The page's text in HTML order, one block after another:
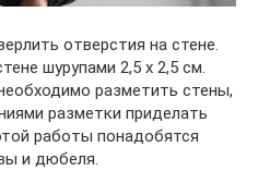
отверстия на стене.
шурупами 2,5 х 2,5 см.
разметить стены,
разметки приделать
работы понадобятся
и дюбеля.